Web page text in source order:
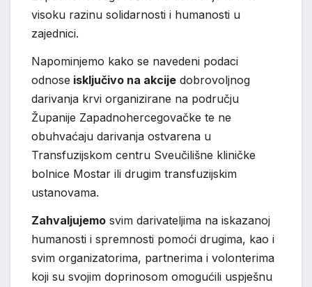
visoku razinu solidarnosti i humanosti u
zajednici.
Napominjemo kako se navedeni podaci
odnose isključivo na akcije dobrovoljnog
darivanja krvi organizirane na području
Županije Zapadnohercegovačke te ne
obuhvaćaju darivanja ostvarena u
Transfuzijskom centru Sveučilišne kliničke
bolnice Mostar ili drugim transfuzijskim
ustanovama.
Zahvaljujemo svim darivateljima na iskazanoj
humanosti i spremnosti pomoći drugima, kao i
svim organizatorima, partnerima i volonterima
koji su svojim doprinosom omogućili uspješnu